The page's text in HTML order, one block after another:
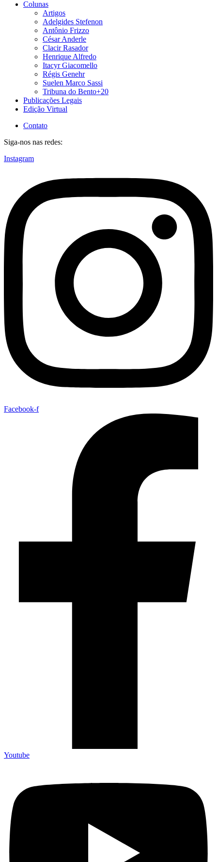
Colunas
Artigos
Adelgides Stefenon
Antônio Frizzo
César Anderle
Clacir Rasador
Henrique Alfredo
Itacyr Giacomello
Régis Genehr
Suelen Marco Sassi
Tribuna do Bento+20
Publicações Legais
Edição Virtual
Contato
Siga-nos nas redes:
Instagram
Facebook-f
Youtube